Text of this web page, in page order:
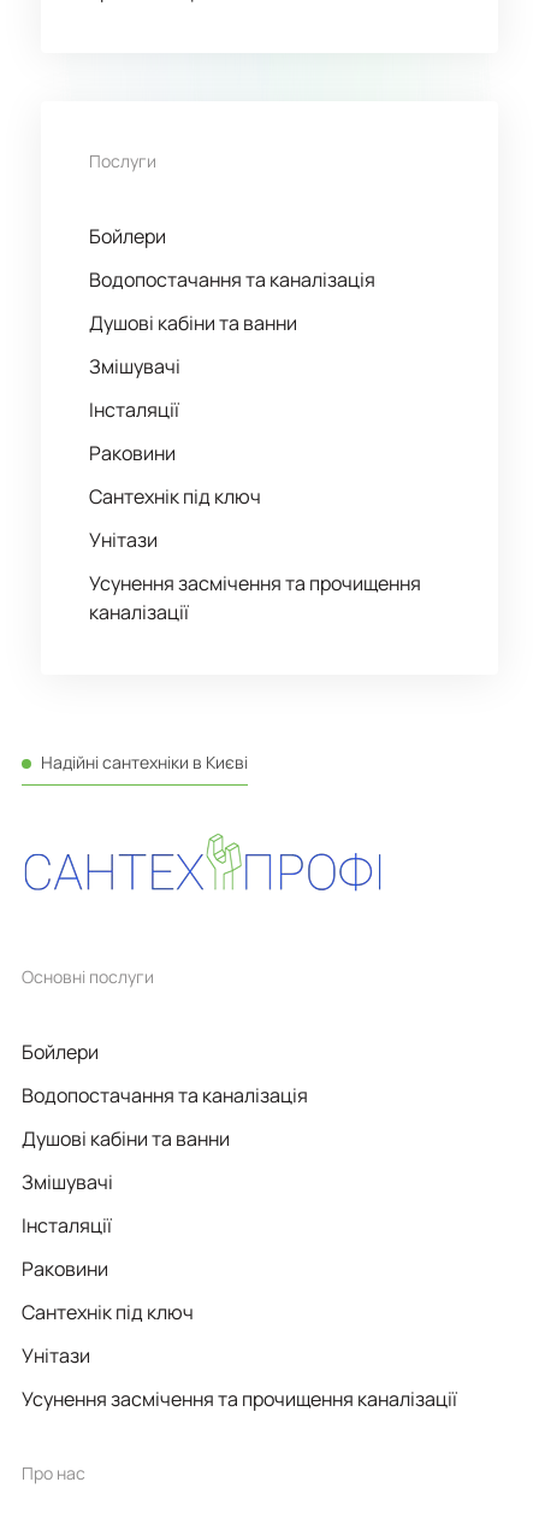
Послуги
Бойлери
Водопостачання та каналізація
Душові кабіни та ванни
Змішувачі
Інсталяції
Раковини
Сантехнік під ключ
Унітази
Усунення засмічення та прочищення
каналізації
Надійні сантехніки в Києві
Основні послуги
Бойлери
Водопостачання та каналізація
Душові кабіни та ванни
Змішувачі
Інсталяції
Раковини
Сантехнік під ключ
Унітази
Усунення засмічення та прочищення каналізації
Про нас